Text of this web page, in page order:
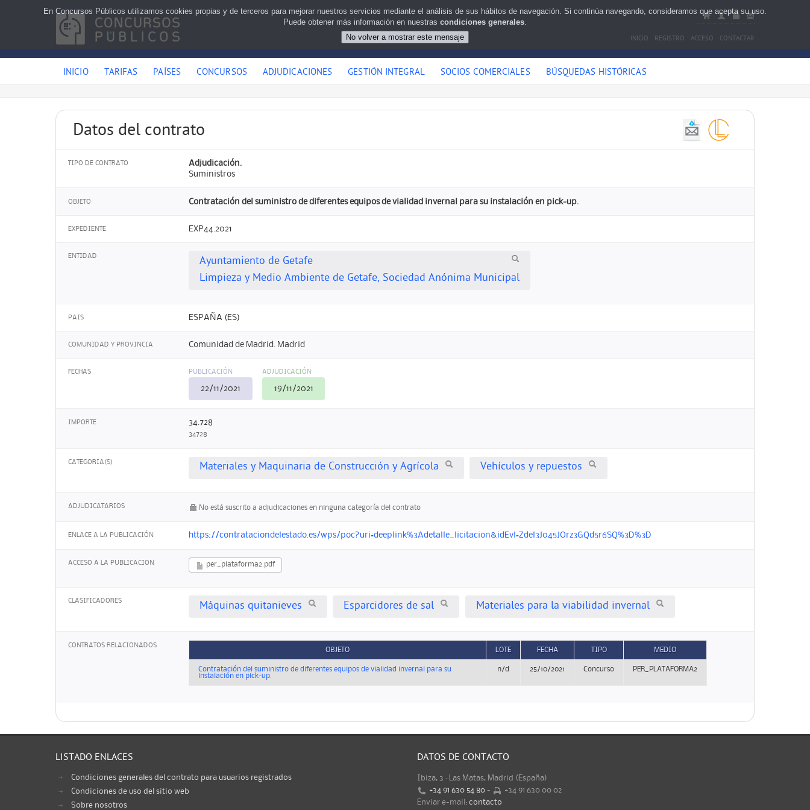
INICIO REGISTRO ACCESO CONTACTAR
INICIO TARIFAS PAÍSES CONCURSOS ADJUDICACIONES GESTIÓN INTEGRAL SOCIOS COMERCIALES BÚSQUEDAS HISTÓRICAS
Datos del contrato
TIPO DE CONTRATO
Adjudicación.
Suministros
OBJETO Contratación del suministro de diferentes equipos de vialidad invernal para su instalación en pick-up.
EXPEDIENTE EXP44.2021
ENTIDAD
Ayuntamiento de Getafe
Limpieza y Medio Ambiente de Getafe, Sociedad Anónima Municipal
PAIS ESPAÑA (ES)
COMUNIDAD Y PROVINCIA Comunidad de Madrid. Madrid
FECHAS PUBLICACIÓN
22/11/2021
ADJUDICACIÓN
19/11/2021
IMPORTE 34.728
34728
CATEGORIA(S) Materiales y Maquinaria de Construcción y Agrícola Vehículos y repuestos
ADJUDICATARIOS No está suscrito a adjudicaciones en ninguna categoría del contrato
ENLACE A LA PUBLICACIÓN https://contrataciondelestado.es/wps/poc?uri=deeplink%3Adetalle_licitacion&idEvl=Zdel3J045JOrz3GQd5r6SQ%3D%3D
ACCESO A LA PUBLICACION per_plataforma2.pdf
CLASIFICADORES Máquinas quitanieves Esparcidores de sal Materiales para la viabilidad invernal
CONTRATOS RELACIONADOS
OBJETO LOTE FECHA TIPO MEDIO
Contratación del suministro de diferentes equipos de vialidad invernal para su
instalación en pick-up.
n/d 25/10/2021 Concurso PER_PLATAFORMA2
LISTADO ENLACES
Condiciones generales del contrato para usuarios registrados
Condiciones de uso del sitio web
Sobre nosotros
DATOS DE CONTACTO
Ibiza, 3 · Las Matas, Madrid (España)
+34 91 630 54 80 -
+34 91 630 00 02
Enviar e-mail: contacto
En Concursos Públicos utilizamos cookies propias y de terceros para mejorar nuestros servicios mediante el análisis de sus hábitos de navegación. Si continúa navegando, consideramos que acepta su uso.
Puede obtener más información en nuestras condiciones generales.